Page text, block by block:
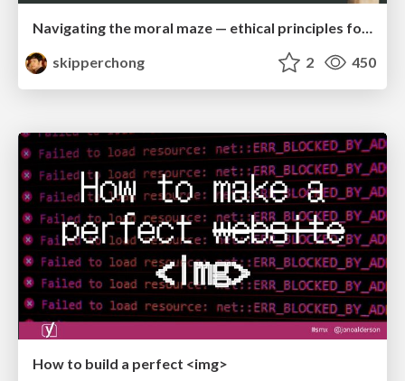
Navigating the moral maze — ethical principles for Al-driven product design
skipperchong
2 450
How to build a perfect <img>